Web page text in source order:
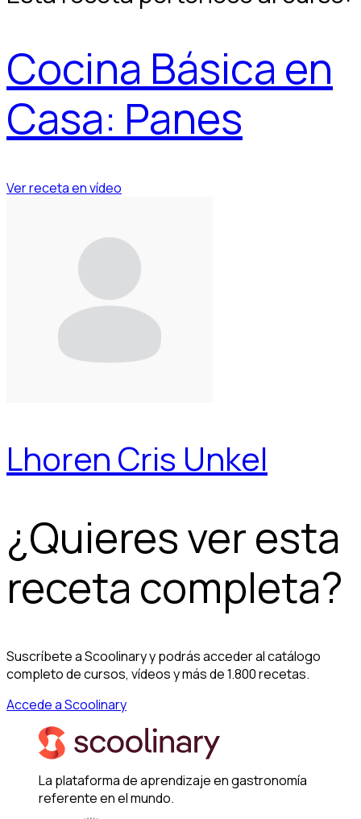
Cocina Básica en
Casa: Panes
Ver receta en vídeo
Lhoren Cris Unkel
¿Quieres ver esta
receta completa?
Suscríbete a Scoolinary y podrás acceder al catálogo
completo de cursos, vídeos y más de 1.800 recetas.
Accede a Scoolinary
La plataforma de aprendizaje en gastronomía
referente en el mundo.